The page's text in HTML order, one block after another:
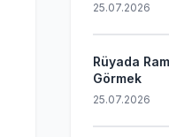
25.07.2026
Rüyada
Görmek
25.07.2026